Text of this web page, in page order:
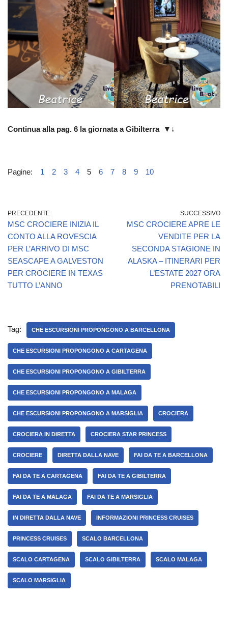
Continua alla pag. 6 la giornata a Gibilterra ▼↓
Pagine: 1 2 3 4 5 6 7 8 9 10
PRECEDENTE
MSC CROCIERE INIZIA IL
CONTO ALLA ROVESCIA
PER L’ARRIVO DI MSC
SEASCAPE A GALVESTON
PER CROCIERE IN TEXAS
TUTTO L’ANNO
SUCCESSIVO
MSC CROCIERE APRE LE
VENDITE PER LA
SECONDA STAGIONE IN
ALASKA – ITINERARI PER
L’ESTATE 2027 ORA
PRENOTABILI
Tag: CHE ESCURSIONI PROPONGONO A BARCELLONA
CHE ESCURSIONI PROPONGONO A CARTAGENA
CHE ESCURSIONI PROPONGONO A GIBILTERRA
CHE ESCURSIONI PROPONGONO A MALAGA
CHE ESCURSIONI PROPONGONO A MARSIGLIA CROCIERA
CROCIERA IN DIRETTA CROCIERA STAR PRINCESS
CROCIERE DIRETTA DALLA NAVE FAI DA TE A BARCELLONA
FAI DA TE A CARTAGENA FAI DA TE A GIBILTERRA
FAI DA TE A MALAGA FAI DA TE A MARSIGLIA
IN DIRETTA DALLA NAVE INFORMAZIONI PRINCESS CRUISES
PRINCESS CRUISES SCALO BARCELLONA
SCALO CARTAGENA SCALO GIBILTERRA SCALO MALAGA
SCALO MARSIGLIA